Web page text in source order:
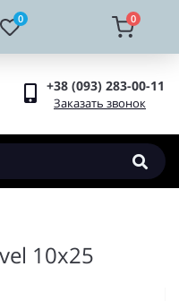
0 0
+38 (093) 283-00-11
Заказать звонок
10x25